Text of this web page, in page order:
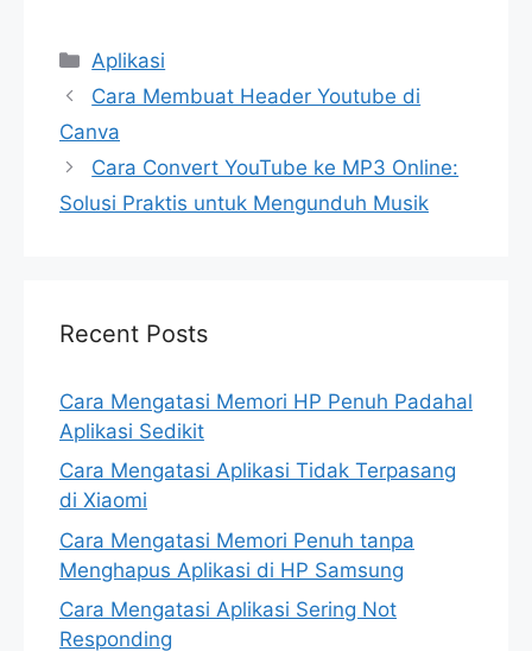
Categories
Aplikasi
Cara Membuat Header Youtube di
Canva
Cara Convert YouTube ke MP3 Online:
Solusi Praktis untuk Mengunduh Musik
Recent Posts
Cara Mengatasi Memori HP Penuh Padahal
Aplikasi Sedikit
Cara Mengatasi Aplikasi Tidak Terpasang
di Xiaomi
Cara Mengatasi Memori Penuh tanpa
Menghapus Aplikasi di HP Samsung
Cara Mengatasi Aplikasi Sering Not
Responding